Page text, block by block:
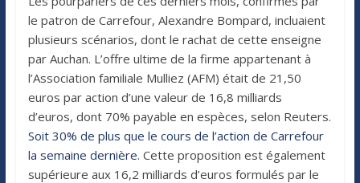
le patron de Carrefour, Alexandre Bompard, incluaient
plusieurs scénarios, dont le rachat de cette enseigne
par Auchan. L’offre ultime de la firme appartenant à
l’Association familiale Mulliez (AFM) était de 21,50
euros par action d’une valeur de 16,8 milliards
d’euros, dont 70% payable en espèces, selon Reuters.
Soit 30% de plus que le cours de l’action de Carrefour
la semaine dernière. Cette proposition est également
supérieure aux 16,2 milliards d’euros formulés par le